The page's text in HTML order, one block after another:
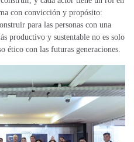
con convicción y propósito:
para las personas con una
productivo y sustentable no es solo
ético con las futuras generaciones.